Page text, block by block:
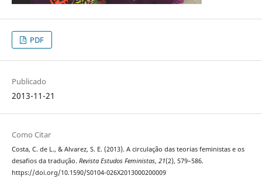
PDF
Publicado
2013-11-21
Como Citar
Costa, C. de L., & Alvarez, S. E. (2013). A circulação das teorias feministas e os
desafios da tradução. Revista Estudos Feministas, 21(2), 579–586.
https://doi.org/10.1590/S0104-026X2013000200009